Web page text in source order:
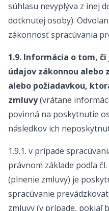
súhlasu nevyplýva z inej
dotknutej osoby).
zákonnosť spracúvania
1.9. Informácia o tom,
údajov zákonnou alebo
alebo požiadavkou,
zmluvy(vrátane
povinná na poskytnutie
následkov ich
1.9.1. v prípade
právnom základe podľa čl.
(plnenie zmluvy) je
spracúvanie
zmluvy (v prípade, pokiaľ